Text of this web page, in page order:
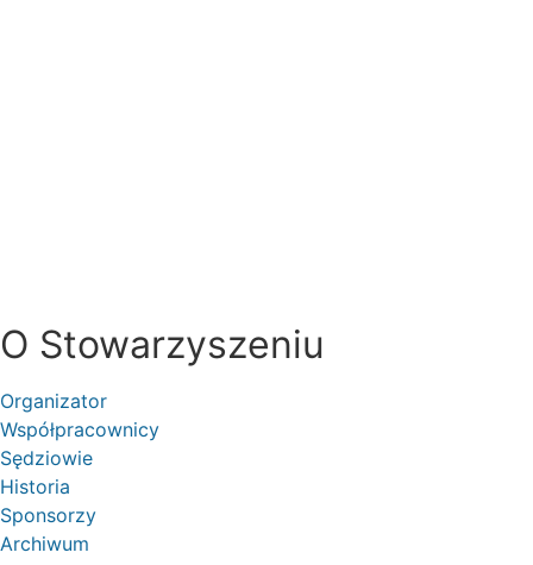
O Stowarzyszeniu
Organizator
Współpracownicy
Sędziowie
Historia
Sponsorzy
Archiwum